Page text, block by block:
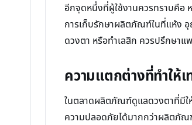
อีกจุดหนึ่งที่ผู้ใช้งานควรทราบคือ
การเก็บรักษาผลิตภัณฑ์ในที่แห้ง
ดวงตา หรือทำเลสิก ควรปรึกษา
ความแตกต่างที่ทำให้เ
ในตลาดผลิตภัณฑ์ดูแลดวงตาที่มีใ
ความปลอดภัยได้มากกว่าผลิตภัณ